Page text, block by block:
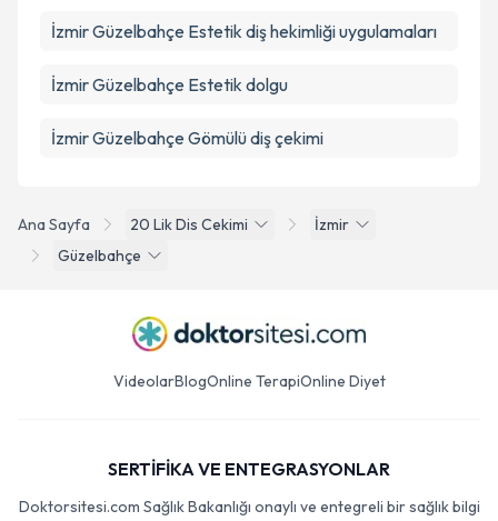
Ana Sayfa 20 Lik Dis Cekimi
İzmir
Güzelbahçe
İzmir Güzelbahçe Estetik diş hekimliği uygulamaları
İzmir Güzelbahçe Estetik dolgu
İzmir Güzelbahçe Gömülü diş çekimi
VideolarBlogOnline TerapiOnline Diyet
SERTİFİKA VE ENTEGRASYONLAR
Doktorsitesi.com Sağlık Bakanlığı onaylı ve entegreli bir sağlık bilgi